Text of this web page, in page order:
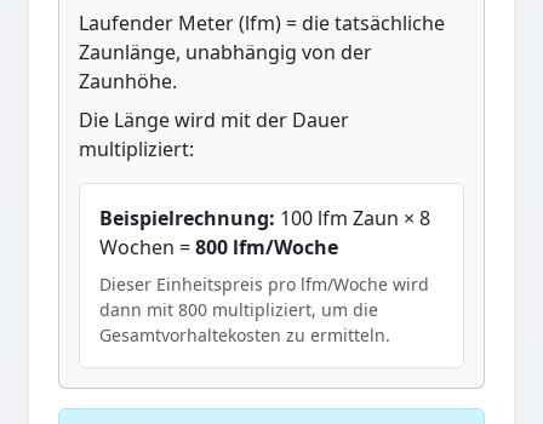
Laufender Meter (lfm) = die tatsächliche
Zaunlänge, unabhängig von der
Zaunhöhe.
Die Länge wird mit der Dauer
multipliziert:
Beispielrechnung: 100 lfm Zaun × 8
Wochen =800 lfm/Woche
Dieser Einheitspreis pro lfm/Woche wird
dann mit 800 multipliziert, um die
Gesamtvorhaltekosten zu ermitteln.